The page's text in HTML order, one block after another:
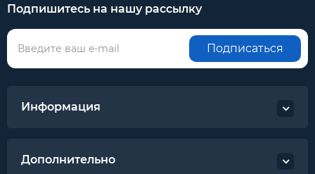
Подпишитесь на нашу рассылку
Подписаться
Информация
Дополнительно